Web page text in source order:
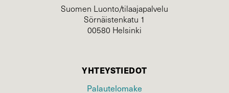
Suomen Luonto/tilaajapalvelu
Sörnäistenkatu 1
00580 Helsinki
YHTEYSTIEDOT
Palautelomake